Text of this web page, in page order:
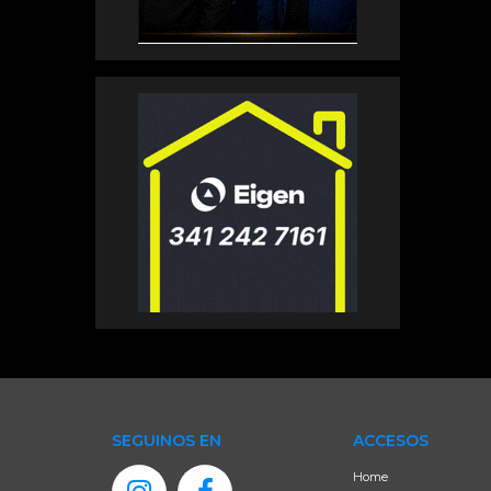
SEGUINOS EN ACCESOS
Home